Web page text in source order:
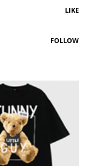
LIKE
FOLLOW